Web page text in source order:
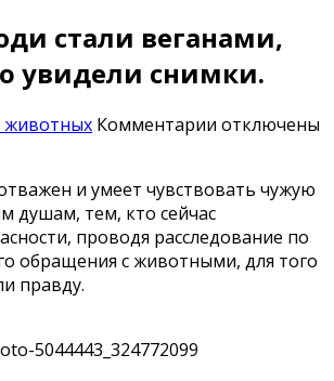
стали веганами,
увидели снимки.
животных Комментарии к
люди
веганами,
потому
отключены
и умеет чувствовать чужую
душам, тем, кто сейчас
проводя расследование по
обращения с животными, для того
правду.
5044443_324772099